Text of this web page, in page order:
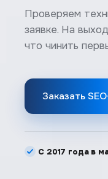
Проверяем
заявке. На
что чинить
Заказать
С 2017 года в